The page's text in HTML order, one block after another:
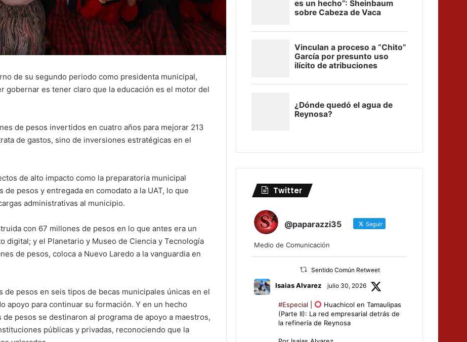
de su segundo periodo como presidenta municipal,
gobernar es tener claro que la educación es el motor del
de pesos invertidos en cuatro años para mejorar 213
de gastos, sino de inversiones estratégicas en el
de alto impacto como la preparatoria municipal
pesos y entregada en comodato a la UAT, lo que
administrativas al municipio.
con 67 millones de pesos en lo que antes era un
digital; y el Planetario y Museo de Ciencia y Tecnología
de pesos, coloca a Nuevo Laredo a la vanguardia en
pesos en seis tipos de becas municipales únicas en el
apoyo para continuar su formación. Y en un hecho
pesos se destinaron al programa de apoyo a maestros,
públicas y privadas, reconociendo que la
Twitter
@paparazzi35 Seguir
Medio de Comunicación
Sentido Común Retweet
Isaias Alvarez julio 30, 2026
#Especial
Huachicol en Tamaulipas
(Parte II): La red empresarial detrás de
la refinería de Reynosa